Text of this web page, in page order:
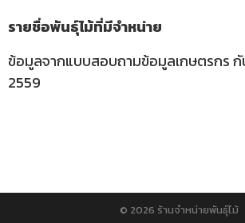
รายชื่อพันธุ์ไม้ที่มีจำหน่าย
ข้อมูลจากแบบสอบถามข้อมูลเกษตรกร
2559
© 2026 ร้านจำหน่ายพันธุ์ไม้